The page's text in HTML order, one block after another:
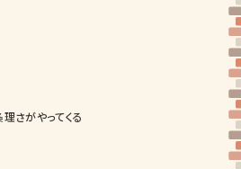
さがやってくる